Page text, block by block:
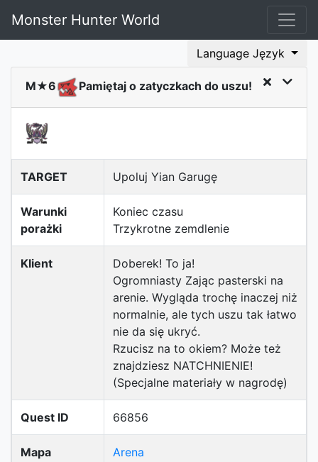
Monster Hunter World
Language Język
M★6 Pamiętaj o zatyczkach do uszu!
TARGET Upoluj Yian Garugę
Warunki
porażki
Koniec czasu
Trzykrotne zemdlenie
Klient
Doberek! To ja!
Ogromniasty Zając pasterski na
arenie. Wygląda trochę inaczej niż
normalnie, ale tych uszu tak łatwo
nie da się ukryć.
Rzucisz na to okiem? Może też
znajdziesz NATCHNIENIE!
(Specjalne materiały w nagrodę)
Quest ID 66856
Mapa Arena